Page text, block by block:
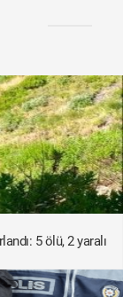
5 ölü, 2 yaralı